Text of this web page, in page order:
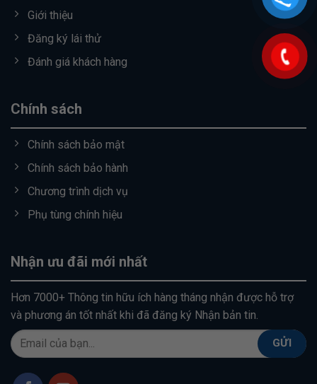
Giới thiệu
Đăng ký lái thử
Đánh giá khách hàng
Chính sách
Chính sách bảo mật
Chính sách bảo hành
Chương trình dịch vụ
Phụ tùng chính hiệu
Nhận ưu đãi mới nhất
Hơn 7000+ Thông tin hữu ích hàng tháng nhận được hỗ trợ
và phương án tốt nhất khi đã đăng ký Nhận bản tin.